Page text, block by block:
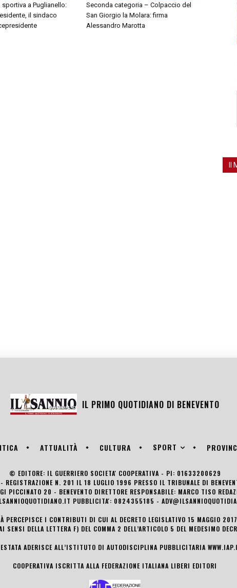
sportiva a Puglianello:
il sindaco
Seconda categoria – Colpaccio del
San Giorgio la Molara: firma
Alessandro Marotta
IL PRIMO QUOTIDIANO DI BENEVENTO
ATTUALITÀ CULTURA SPORT
© EDITORE: IL GUERRIERO SOCIETA' COOPERATIVA - PI: 01633200629
REGISTRAZIONE N. 201 IL 18 LUGLIO 1996 PRESSO IL TRIBUNALE DI
PICCINATO 20 - BENEVENTO DIRETTORE RESPONSABILE: MARCO TISO
PUBBLICITA': 0824355185 -
PERCEPISCE I CONTRIBUTI DI CUI AL DECRETO LEGISLATIVO 15 MAGGIO
SENSI DELLA LETTERA F) DEL COMMA 2 DELL’ARTICOLO 5 DEL MEDESIMO
ADERISCE ALL’ISTITUTO DI AUTODISCIPLINA PUBBLICITARIA
COOPERATIVA ISCRITTA ALLA FEDERAZIONE ITALIANA LIBERI EDITORI